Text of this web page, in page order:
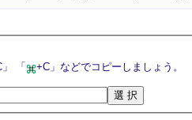
選択ボタンを押すとトラックバックURLが選択されるので，マウスの右クリックメニューや「Ctrl+C」 「 +C」などでコピーしましょう。